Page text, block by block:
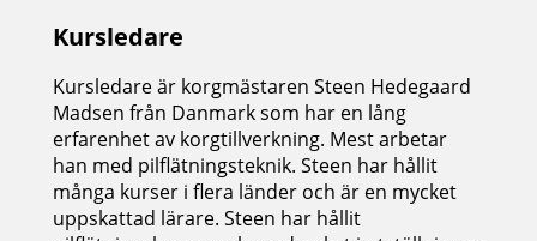
Kursledare
Kursledare är korgmästaren Steen Hedegaard
Madsen från Danmark som har en lång
erfarenhet av korgtillverkning. Mest arbetar
han med pilflätningsteknik. Steen har hållit
många kurser i flera länder och är en mycket
uppskattad lärare. Steen har hållit